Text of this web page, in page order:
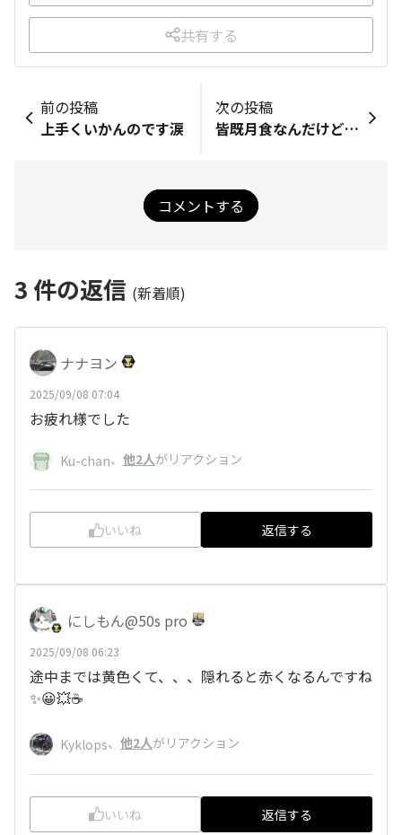
共有する
前の投稿
上手くいかんのです涙
次の投稿
皆既月食なんだけどな〜。😭
コメントする
3 件の返信 (新着順)
ナナヨン
2025/09/08 07:04
お疲れ様でした
Ku-chan、 他2人がリアクション
いいね 返信する
にしもん@50s pro
2025/09/08 06:23
途中までは黄色くて、、、隠れると赤くなるんですね
✨😀💥☕
Kyklops、 他2人がリアクション
いいね 返信する